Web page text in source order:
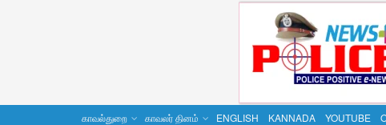
காவல்துறை காவலர் தினம் ENGLISH KANNADA YOUTUBE